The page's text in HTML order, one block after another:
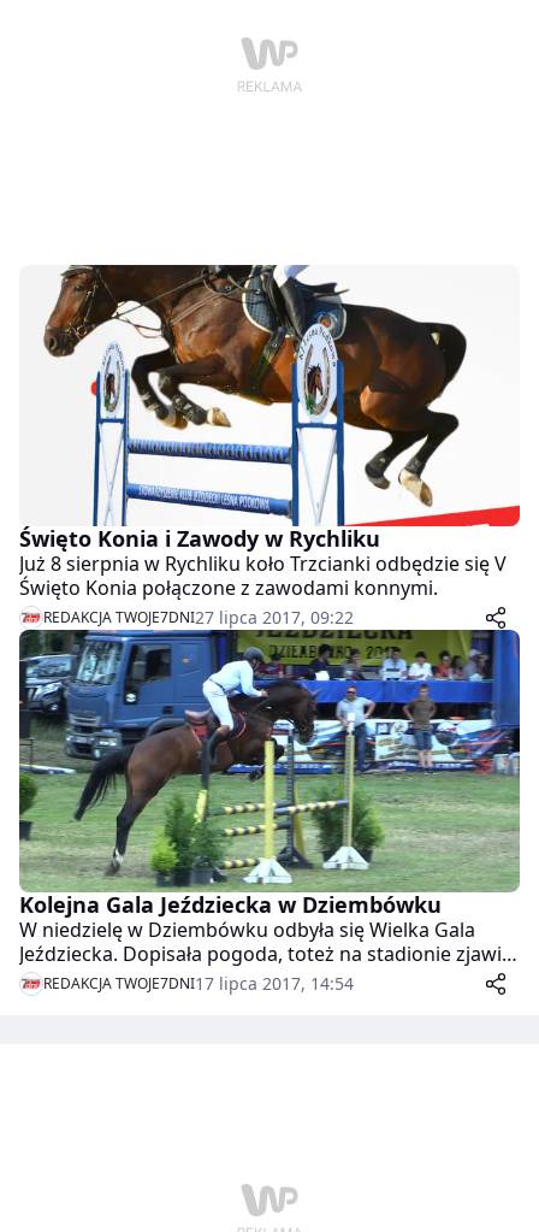
Święto Konia i Zawody w Rychliku
Już 8 sierpnia w Rychliku koło Trzcianki odbędzie się V
Święto Konia połączone z zawodami konnymi.
REDAKCJA TWOJE7DNI27 lipca 2017, 09:22
Kolejna Gala Jeździecka w Dziembówku
W niedzielę w Dziembówku odbyła się Wielka Gala
Jeździecka. Dopisała pogoda, toteż na stadionie zjawił
się komplet publiczności.
REDAKCJA TWOJE7DNI17 lipca 2017, 14:54